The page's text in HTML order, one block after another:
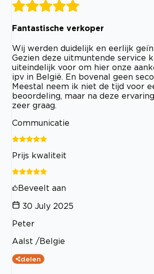
Fantastische verkoper
Wij werden duidelijk en eerlijk
Gezien deze uitmuntende service
uiteindelijk voor om hier onze
ipv in België. En bovenal geen
Meestal neem ik niet de tijd voor
beoordeling, maar na deze
zeer graag.
Communicatie
Prijs kwaliteit
Beveelt aan
30 July 2025
Peter
Aalst /Belgie
delen